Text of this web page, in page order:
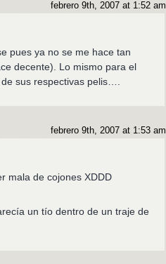
febrero 9th, 2007 at 1:52 am
pues ya no se me hace tan
decente). Lo mismo para el
sus respectivas pelis….
febrero 9th, 2007 at 1:53 am
mala de cojones XDDD
un tío dentro de un traje de